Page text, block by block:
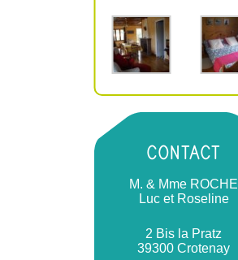
CONTACT
M. & Mme ROCHE
Luc et Roseline
2 Bis la Pratz
39300 Crotenay